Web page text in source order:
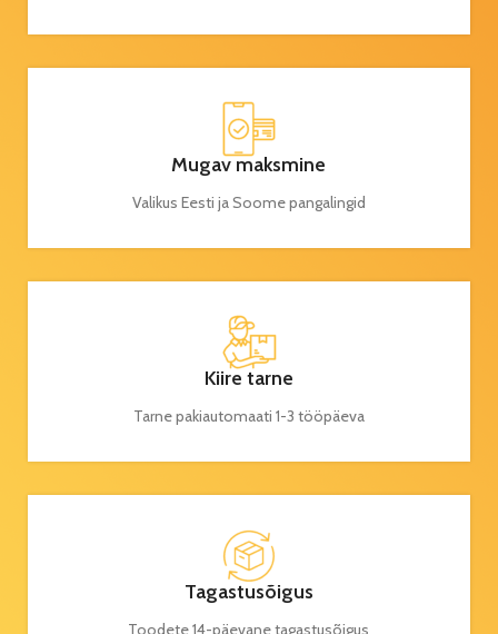
Mugav maksmine
Valikus Eesti ja Soome pangalingid
Kiire tarne
Tarne pakiautomaati 1-3 tööpäeva
Tagastusõigus
Toodete 14-päevane tagastusõigus